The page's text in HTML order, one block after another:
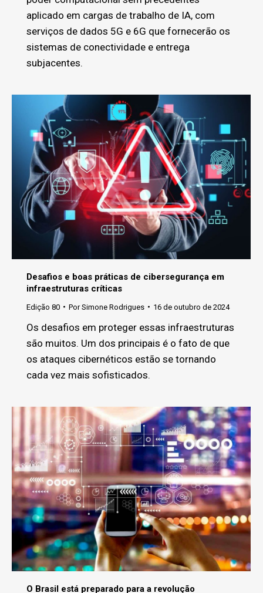
aplicado em cargas de trabalho de IA, com
serviços de dados 5G e 6G que fornecerão os
sistemas de conectividade e entrega
subjacentes.
Desafios e boas práticas de cibersegurança em
infraestruturas críticas
Edição 80 PorSimone Rodrigues 16 de outubro de 2024
Os desafios em proteger essas infraestruturas
são muitos. Um dos principais é o fato de que
os ataques cibernéticos estão se tornando
cada vez mais sofisticados.
O Brasil está preparado para a revolução